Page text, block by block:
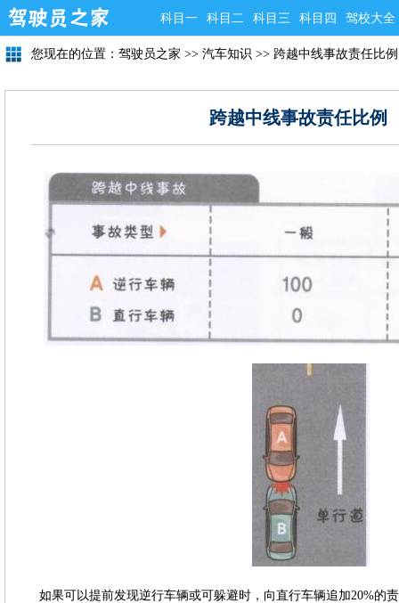
科目一 科目二 科目三 科目四 驾校大全
您现在的位置： 驾驶员之家 >> 汽车知识 >> 跨越中线事故责任比例
跨越中线事故责任比例
如果可以提前发现逆行车辆或可躲避时，向直行车辆追加20%的